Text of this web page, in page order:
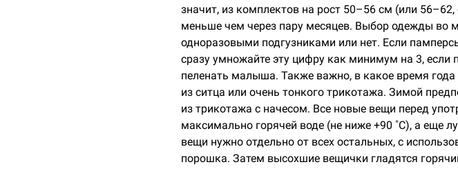
значит, из комплектов на рост 50–56 см (или
меньше чем через пару месяцев. Выбор одежды во
одноразовыми подгузниками или нет. Если
сразу умножайте эту цифру как минимум на 3, если
пеленать малыша. Также важно, в какое время
из ситца или очень тонкого трикотажа. Зимой
из трикотажа с начесом. Все новые вещи перед
максимально горячей воде (не ниже +90 ˚С), а еще
вещи нужно отдельно от всех остальных, с
порошка. Затем высохшие вещички гладятся